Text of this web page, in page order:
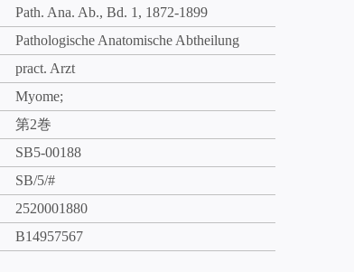
Path. Ana. Ab., Bd. 1, 1872-1899
Pathologische Anatomische Abtheilung
pract. Arzt
Myome;
第2巻
SB5-00188
SB/5/#
2520001880
B14957567